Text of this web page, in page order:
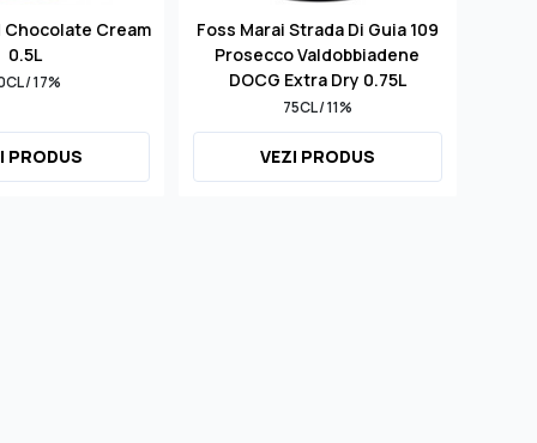
Cream
0.5L
/ 17%
PRODUS
Foss Marai Strada Di Guia 109
Prosecco Valdobbiadene
DOCG Extra Dry 0.75L
75CL / 11%
VEZI PRODUS